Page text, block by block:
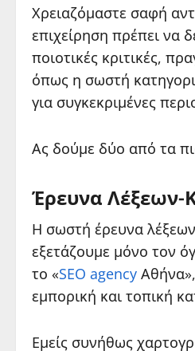
Χρειαζόμαστε σαφή
επιχείρηση πρέπει να
ποιοτικές κριτικές,
όπως η σωστή
για συγκεκριμένες
Ας δούμε δύο από τα
Έρευνα Λέξεων-
Η σωστή έρευνα
εξετάζουμε μόνο τον
το «SEO agency
εμπορική και τοπική
Εμείς συνήθως